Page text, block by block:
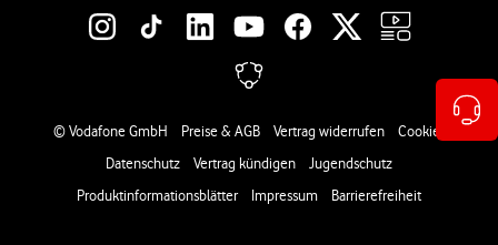
Social-Media-Links
Rechtliche Links
© Vodafone GmbH Preise & AGB Vertrag widerrufen
Cookies
Datenschutz
Vertrag kündigen
Jugendschutz
Produktinformationsblätter
Impressum Barrierefreiheit